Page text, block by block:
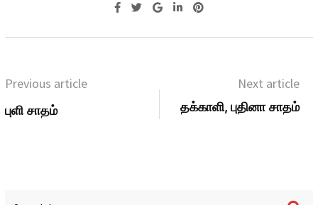
Previous article
புளி சாதம்
Next article
தக்காளி, புதினா சாதம்